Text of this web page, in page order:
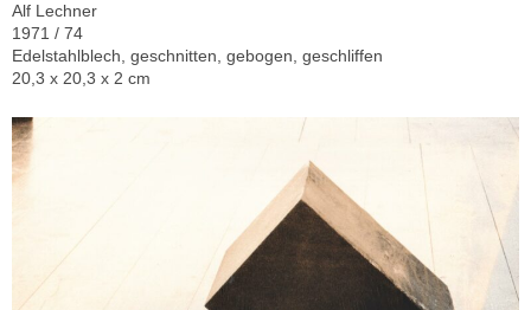
Alf Lechner
1971 / 74
Edelstahlblech, geschnitten, gebogen, geschliffen
20,3 x 20,3 x 2 cm